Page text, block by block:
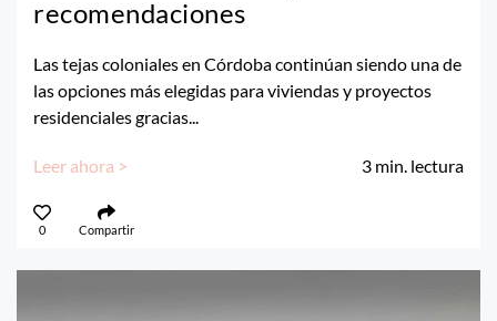
recomendaciones
Las tejas coloniales en Córdoba continúan siendo una de
las opciones más elegidas para viviendas y proyectos
residenciales gracias...
Leer ahora > 3 min. lectura
0 Compartir